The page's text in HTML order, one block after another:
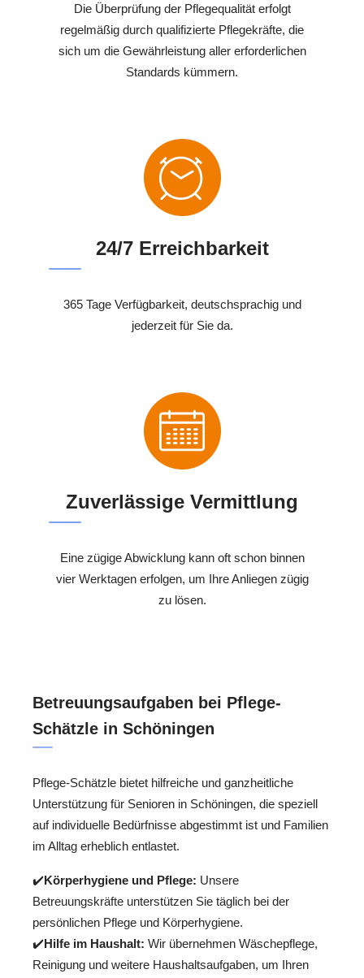
Die Überprüfung der Pflegequalität erfolgt
regelmäßig durch qualifizierte Pflegekräfte, die
sich um die Gewährleistung aller erforderlichen
Standards kümmern.
24/7 Erreichbarkeit
365 Tage Verfügbarkeit, deutschsprachig und
jederzeit für Sie da.
Zuverlässige Vermittlung
Eine zügige Abwicklung kann oft schon binnen
vier Werktagen erfolgen, um Ihre Anliegen zügig
zu lösen.
Betreuungsaufgaben bei Pflege-
Schätzle in Schöningen
Pflege-Schätzle bietet hilfreiche und ganzheitliche
Unterstützung für Senioren in Schöningen, die speziell
auf individuelle Bedürfnisse abgestimmt ist und Familien
im Alltag erheblich entlastet.
✔️Körperhygiene und Pflege: Unsere
Betreuungskräfte unterstützen Sie täglich bei der
persönlichen Pflege und Körperhygiene.
✔️Hilfe im Haushalt: Wir übernehmen Wäschepflege,
Reinigung und weitere Haushaltsaufgaben, um Ihren